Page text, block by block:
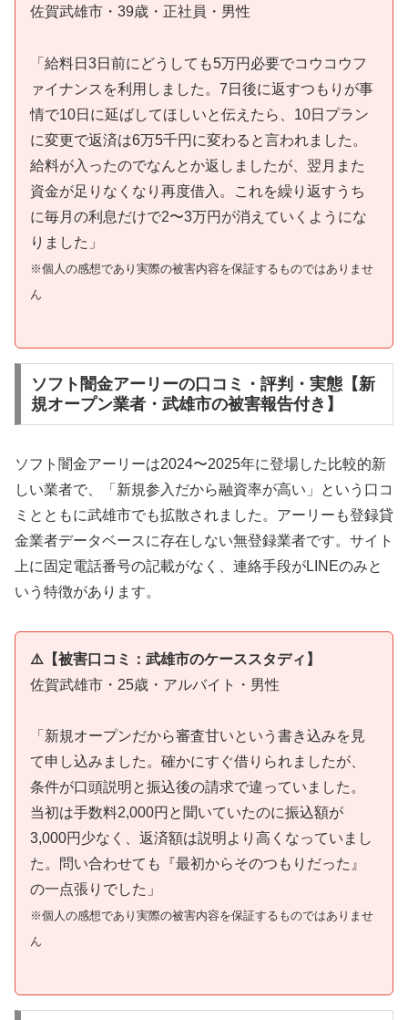
佐賀武雄市・39歳・正社員・男性
「給料日3日前にどうしても5万円必要でコウコウフ
ァイナンスを利用しました。7日後に返すつもりが事
情で10日に延ばしてほしいと伝えたら、10日プラン
に変更で返済は6万5千円に変わると言われました。
給料が入ったのでなんとか返しましたが、翌月また
資金が足りなくなり再度借入。これを繰り返すうち
に毎月の利息だけで2〜3万円が消えていくようにな
りました」
※個人の感想であり実際の被害内容を保証するものではありませ
ん
ソフト闇金アーリーの口コミ・評判・実態【新
規オープン業者・武雄市の被害報告付き】
ソフト闇金アーリーは2024〜2025年に登場した比較的新
しい業者で、「新規参入だから融資率が高い」という口コ
ミとともに武雄市でも拡散されました。アーリーも登録貸
金業者データベースに存在しない無登録業者です。サイト
上に固定電話番号の記載がなく、連絡手段がLINEのみと
いう特徴があります。
⚠️【被害口コミ：武雄市のケーススタディ】
佐賀武雄市・25歳・アルバイト・男性
「新規オープンだから審査甘いという書き込みを見
て申し込みました。確かにすぐ借りられましたが、
条件が口頭説明と振込後の請求で違っていました。
当初は手数料2,000円と聞いていたのに振込額が
3,000円少なく、返済額は説明より高くなっていまし
た。問い合わせても『最初からそのつもりだった』
の一点張りでした」
※個人の感想であり実際の被害内容を保証するものではありませ
ん